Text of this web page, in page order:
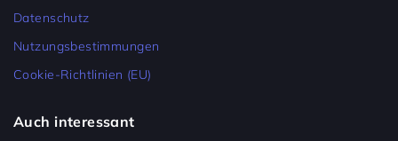
Datenschutz
Nutzungsbestimmungen
Cookie-Richtlinien (EU)
Auch interessant